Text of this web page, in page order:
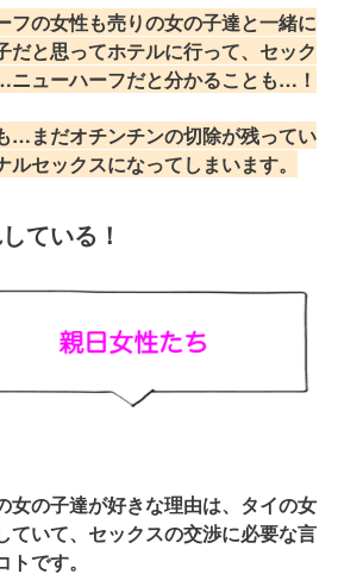
フの女性も売りの女の子達と一緒に
だと思ってホテルに行って、セック
ューハーフだと分かることも…！
…まだオチンチンの切除が残ってい
セックスになってしまいます。
ている！
女の子達が好きな理由は、タイの女
ていて、セックスの交渉に必要な言
です。